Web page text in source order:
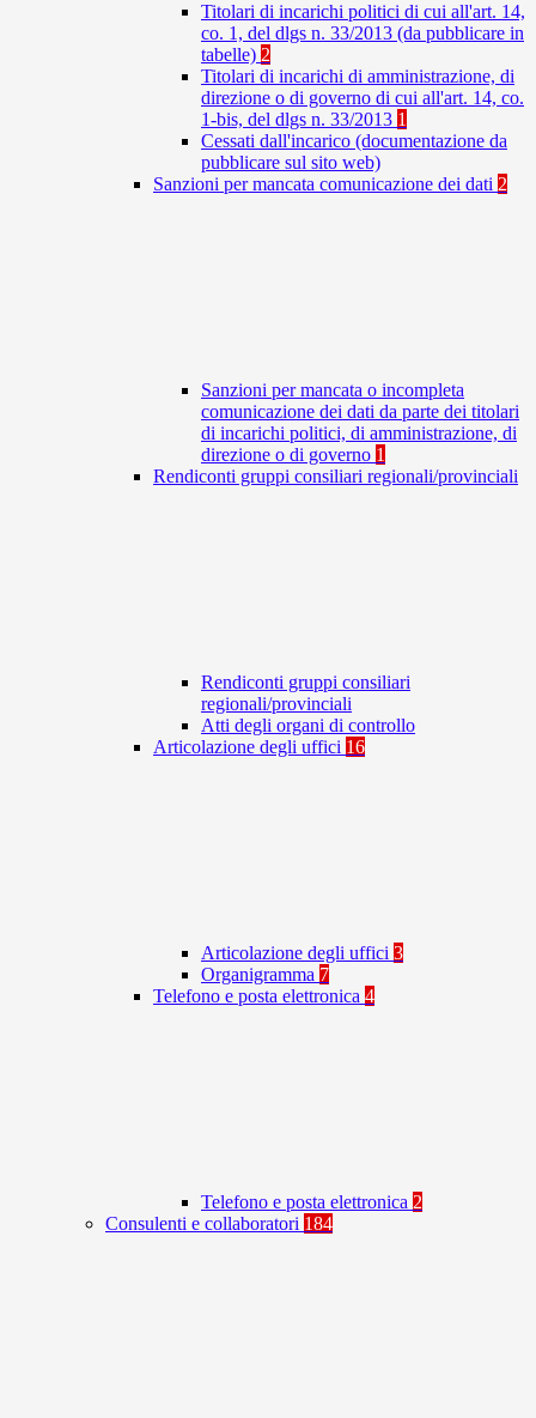
Titolari di incarichi politici di cui all'art. 14,
co. 1, del dlgs n. 33/2013 (da pubblicare in
tabelle) 2
Titolari di incarichi di amministrazione, di
direzione o di governo di cui all'art. 14, co.
1-bis, del dlgs n. 33/2013 1
Cessati dall'incarico (documentazione da
pubblicare sul sito web)
Sanzioni per mancata comunicazione dei dati 2
Sanzioni per mancata o incompleta
comunicazione dei dati da parte dei titolari
di incarichi politici, di amministrazione, di
direzione o di governo 1
Rendiconti gruppi consiliari regionali/provinciali
Rendiconti gruppi consiliari
regionali/provinciali
Atti degli organi di controllo
Articolazione degli uffici 16
Articolazione degli uffici 3
Organigramma 7
Telefono e posta elettronica 4
Telefono e posta elettronica 2
Consulenti e collaboratori 184